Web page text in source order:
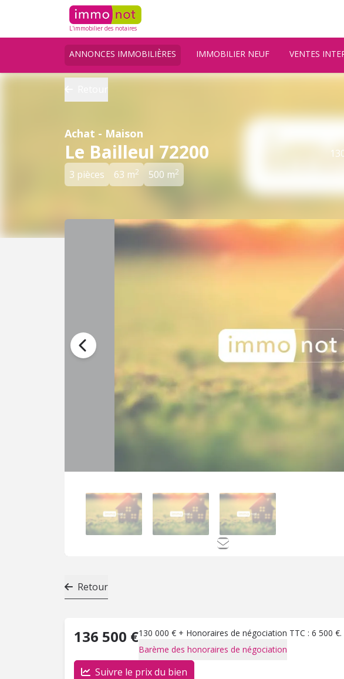
L'immobilier des notaires
ANNONCES IMMOBILIÈRES IMMOBILIER NEUF VENTES
Achat - Maison
Le Bailleul 72200
3 pièces 63 m2 500 m2
Retour
136 500 €130 000 € + Honoraires de négociation TTC : 6 500
Barème des honoraires de négociation
Suivre le prix du bien